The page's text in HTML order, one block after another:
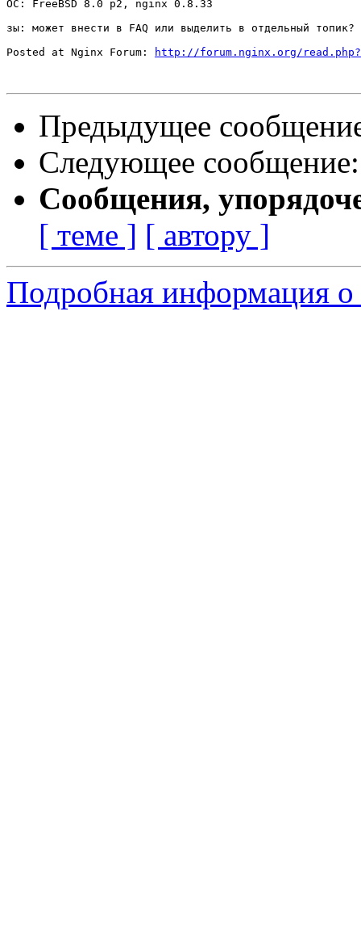
ОС: FreeBSD 8.0 p2, nginx 0.8.33
зы: может внести в FAQ или выделить в отдельный топик?
Posted at Nginx Forum:
http://forum.nginx.org/
Предыдущее
Следующее
Сообщения,
[ теме ] [ автору ]
Подробная информация